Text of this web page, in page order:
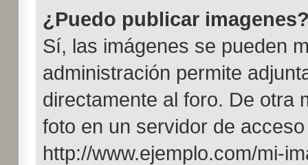
¿Puedo publicar
Sí, las imágenes se pueden
administración permite
directamente al foro. De otra
foto en un servidor de
http://www.ejemplo.com/mi-